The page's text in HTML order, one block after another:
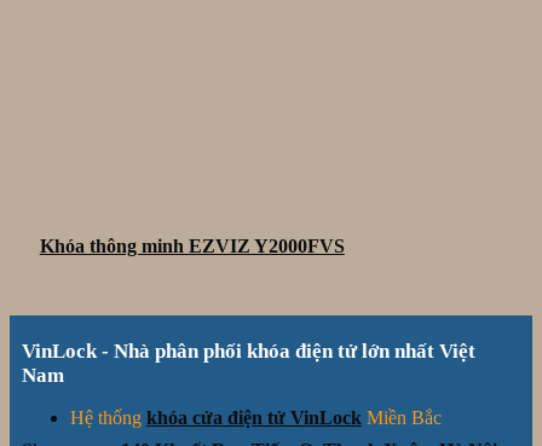
Khóa thông minh EZVIZ Y2000FVS
VinLock - Nhà phân phối khóa điện tử lớn nhất Việt
Nam
Hệ thống khóa cửa điện tử VinLock Miền Bắc